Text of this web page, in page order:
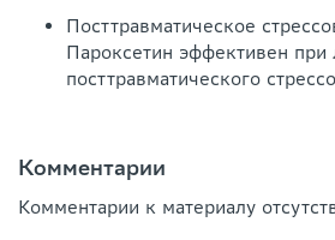
Посттравматическое
Пароксетин эффективен при
посттравматического
Комментарии
Комментарии к материалу